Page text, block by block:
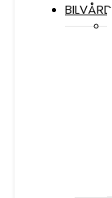
BILVÅRD